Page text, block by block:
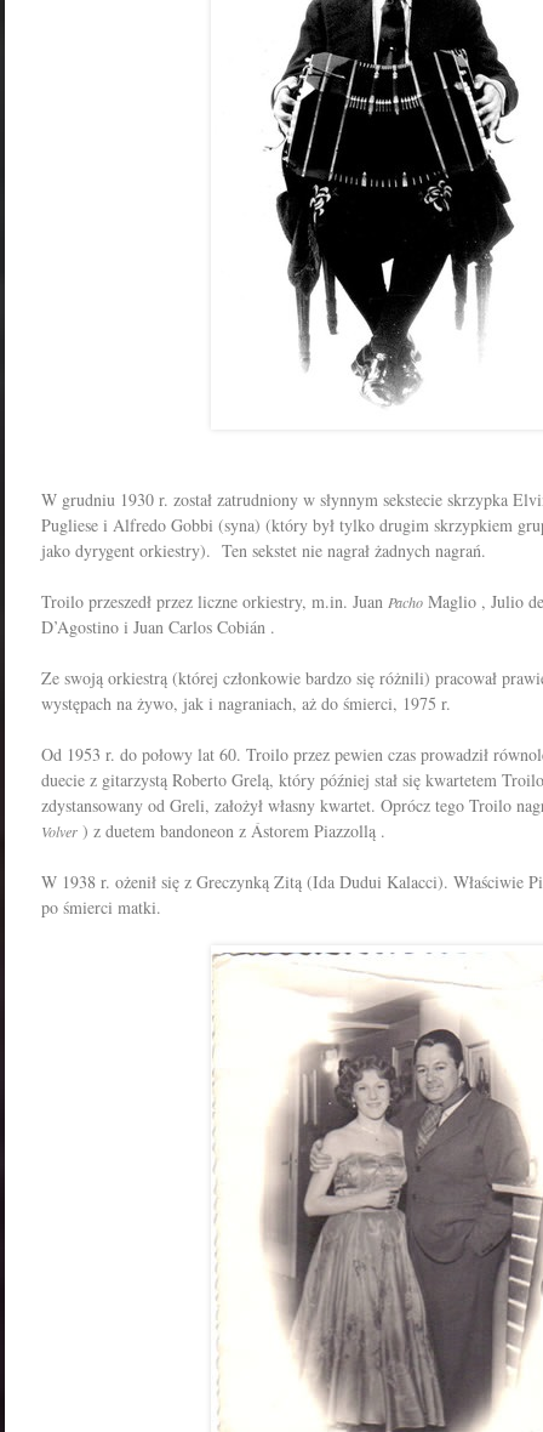
W grudniu 1930 r. został zatrudniony w słynnym sekstecie skrzypka
Pugliese i Alfredo Gobbi (syna) (który był tylko drugim skrzypkiem
jako dyrygent orkiestry). Ten sekstet nie nagrał żadnych nagrań.
Troilo przeszedł przez liczne orkiestry, m.in. Juan Pacho Maglio , Julio
D’Agostino i Juan Carlos Cobián .
Ze swoją orkiestrą (której członkowie bardzo się różnili) pracował
występach na żywo, jak i nagraniach, aż do śmierci, 1975 r.
Od 1953 r. do połowy lat 60. Troilo przez pewien czas prowadził
duecie z gitarzystą Roberto Grelą, który później stał się kwartetem
zdystansowany od Greli, założył własny kwartet. Oprócz tego Troilo
Volver ) z duetem bandoneon z Ástorem Piazzollą .
W 1938 r. ożenił się z Greczynką Zitą (Ida Dudui Kalacci). Właściwie
po śmierci matki.